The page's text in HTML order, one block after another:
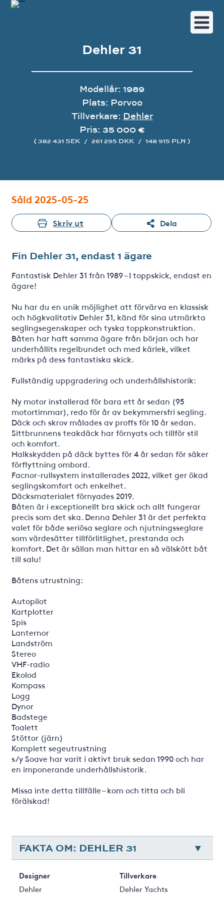
Dehler 31
Modellår: 1989
Plats: Porvoo
Tillverkare: Dehler
Pris: 35 000 €
( 382 431 SEK / 261 295 DKK / 148 915 PLN )
Såld 2025-05-25
Skriv ut Dela
Fin Dehler 31, endast 1 ägare
Fantastisk Dehler 31 från 1989 – I toppskick, endast en
ägare!
Nu har du en unik möjlighet att förvärva en klassisk
och högkvalitativ Dehler 31, känd för sina utmärkta
seglingsegenskaper och tyska toppkonstruktion.
Båten har haft samma ägare från början och har
underhållits regelbundet och med kärlek, vilket
märks på dess fantastiska skick.
Fullständig uppgradering och underhållshistorik:
Ny motor installerad för bara ett år sedan (95
motortimmar), redo för år av bekymmersfri segling.
Däck och skrov målades av proffs för 10 år sedan.
Sittbrunnens teakdäck har förnyats och tillför stil
och komfort.
Halkskydden på däck byttes för 4 år sedan för säker
förflyttning ombord.
Facnor-rullsystem installerades 2022, vilket ger ökad
seglingskomfort och enkelhet.
Däcksmaterialet förnyades 2019.
Båten är i exceptionellt bra skick och allt fungerar
precis som det ska. Denna Dehler 31 är det perfekta
valet för både seriösa seglare och njutningsseglare
som värdesätter tillförlitlighet, prestanda och
komfort. Det är sällan man hittar en så välskött båt
till salu!
Båtens utrustning:
Autopilot
Kartplotter
Spis
Lanternor
Landström
Stereo
VHF-radio
Ekolod
Kompass
Logg
Dynor
Badstege
Toalett
Stöttor (järn)
Komplett segeutrustning
s/y Soave har varit i aktivt bruk sedan 1990 och har
en imponerande underhållshistorik.
Missa inte detta tillfälle – kom och titta och bli
förälskad!
FAKTA OM: DEHLER 31
Designer
Dehler
Tillverkare
Dehler Yachts